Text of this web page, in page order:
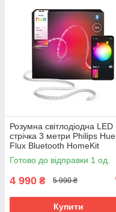
Розумна світлодіодна LED
стрічка 3 метри Philips Hue
Flux Bluetooth HomeKit
Готово до відправки 1 од.
4 990 ₴ 5 990 ₴
Купити